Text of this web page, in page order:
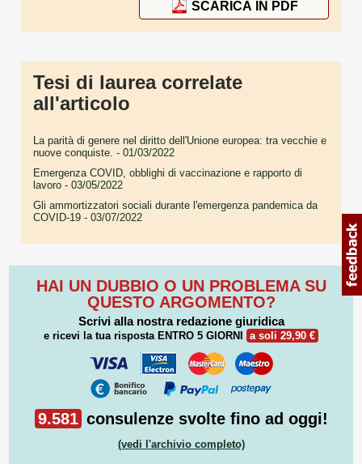
SCARICA IN PDF
Tesi di laurea correlate
all'articolo
La parità di genere nel diritto dell'Unione europea: tra vecchie e
nuove conquiste. - 01/03/2022
Emergenza COVID, obblighi di vaccinazione e rapporto di
lavoro - 03/05/2022
Gli ammortizzatori sociali durante l'emergenza pandemica da
COVID-19 - 03/07/2022
HAI UN DUBBIO O UN PROBLEMA SU
QUESTO ARGOMENTO?
Scrivi alla nostra redazione giuridica
e ricevi la tua risposta ENTRO 5 GIORNI a soli 29,90 €
9.581 consulenze svolte fino ad oggi!
(vedi l'archivio completo)